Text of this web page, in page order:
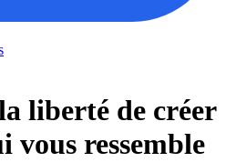
liberté de créer
vous ressemble